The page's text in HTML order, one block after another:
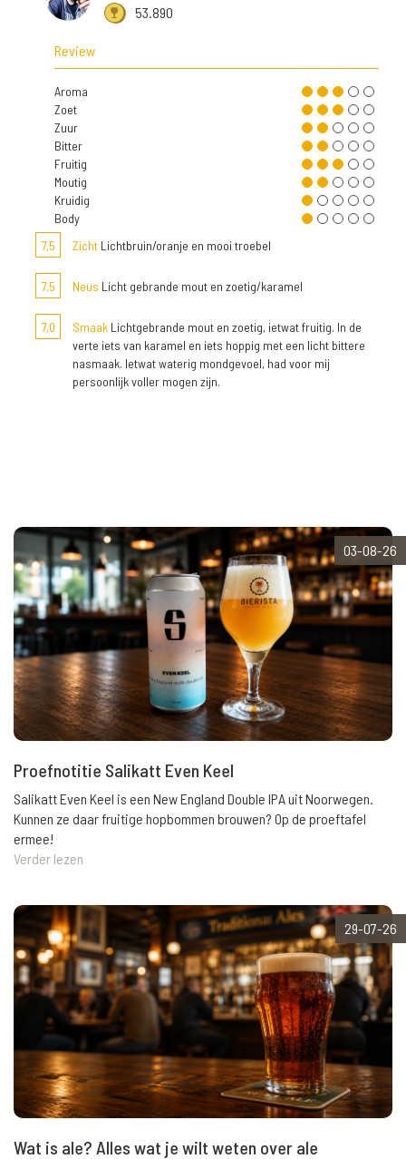
53.890
Review
Aroma
Zoet
Zuur
Bitter
Fruitig
Moutig
Kruidig
Body
7,5
Zicht Lichtbruin/oranje en mooi troebel
7,5 Neus Licht gebrande mout en zoetig/karamel
7,0 Smaak Lichtgebrande mout en zoetig, ietwat fruitig. In de
verte iets van karamel en iets hoppig met een licht bittere
nasmaak. Ietwat waterig mondgevoel, had voor mij
persoonlijk voller mogen zijn.
03-08-26
Proefnotitie Salikatt Even Keel
Salikatt Even Keel is een New England Double IPA uit Noorwegen.
Kunnen ze daar fruitige hopbommen brouwen? Op de proeftafel
ermee!
Verder lezen
29-07-26
Wat is ale? Alles wat je wilt weten over ale